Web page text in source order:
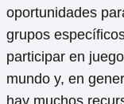
oportunidades
grupos
participar en
mundo y, en